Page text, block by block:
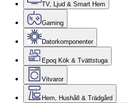
TV, Ljud & Smart Hem
Gaming
Datorkomponenter
Epoq Kök & Tvättstuga
Vitvaror
Hem, Hushåll & Trädgård